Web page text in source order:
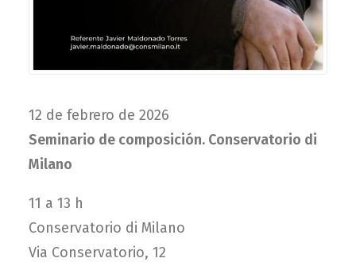
12 de febrero de 2026
Seminario de composición. Conservatorio di
Milano
11 a 13 h
Conservatorio di Milano
Via Conservatorio, 12